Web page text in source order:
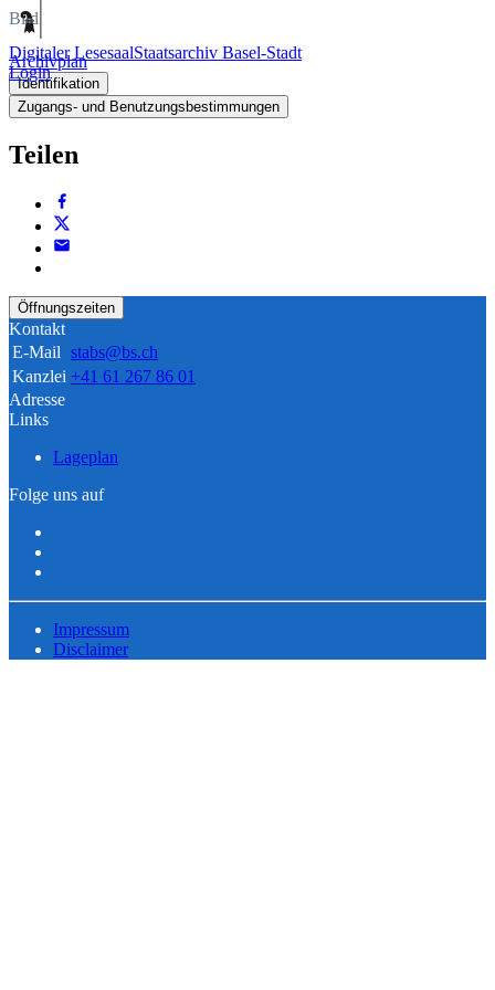
Digitaler LesesaalStaatsarchiv Basel-Stadt
Login
Bild
Archivplan
Identifikation
Zugangs- und Benutzungsbestimmungen
Teilen
Öffnungszeiten
Kontakt
E-Mail stabs@bs.ch
Kanzlei +41 61 267 86 01
Adresse
Links
Lageplan
Folge uns auf
Impressum
Disclaimer